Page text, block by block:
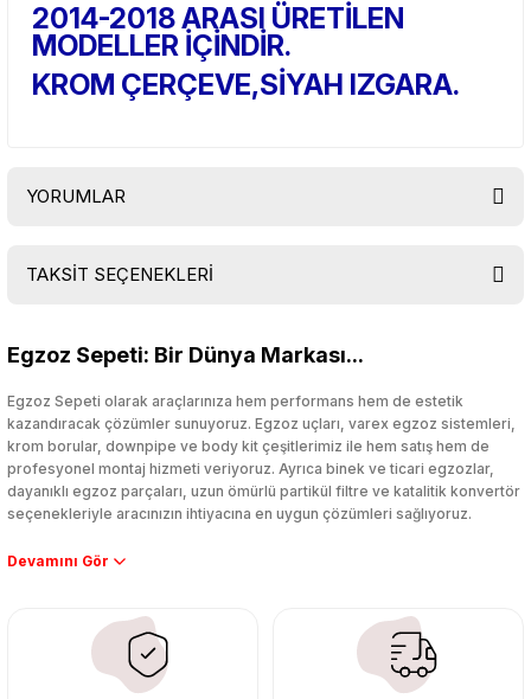
2014-2018 ARASI ÜRETİLEN
MODELLER İÇİNDİR.
KROM ÇERÇEVE,SİYAH IZGARA.
YORUMLAR
TAKSİT SEÇENEKLERİ
Egzoz Sepeti: Bir Dünya Markası...
Egzoz Sepeti olarak araçlarınıza hem performans hem de estetik
kazandıracak çözümler sunuyoruz. Egzoz uçları, varex egzoz sistemleri,
krom borular, downpipe ve body kit çeşitlerimiz ile hem satış hem de
profesyonel montaj hizmeti veriyoruz. Ayrıca binek ve ticari egzozlar,
dayanıklı egzoz parçaları, uzun ömürlü partikül filtre ve katalitik konvertör
seçenekleriyle aracınızın ihtiyacına en uygun çözümleri sağlıyoruz.
Performans artışı isteyen sürücüler için özel performans egzozları ve
çıkma orijinal ürünler ile yenileyebilir, body kit uygulamalarıyla aracınızın
tasarımını ve aerodinamisini üst seviyeye taşıyabilirsiniz.
Tüm ürünlerimiz orijinal, dayanıklı ve uzun ömürlüdür. İstanbul’daki montaj